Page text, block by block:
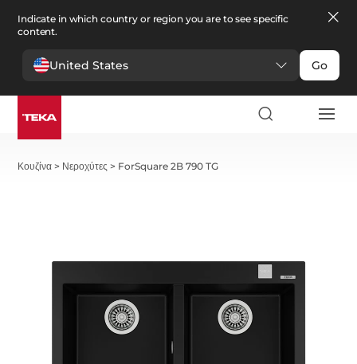
Indicate in which country or region you are to see specific
content.
United States Go
Κουζίνα > Νεροχύτες > ForSquare 2B 790 TG